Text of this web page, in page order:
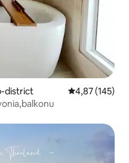
district Vidutinis
4,87 (145)